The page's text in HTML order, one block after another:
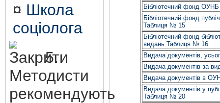
¤ Школа
соціолога
5.
Методисти
рекомендують
Бібліотечний фонд
Бібліотечний фонд
Таблиця № 15
Бібліотечний фонд
видань Таблиця № 16
Видача документів,
Видача документів за
Видача документів в
Видача документів у
Таблиця № 20